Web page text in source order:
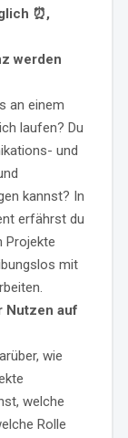
⏰,
werden
an einem
laufen? Du
und
kannst? In
erfährst du
Projekte
mit
Nutzen auf
wie
welche
Rolle